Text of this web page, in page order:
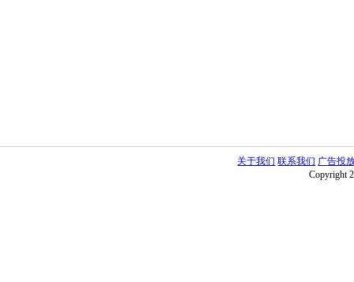
关于我们 联系我们 广告投
Copyright